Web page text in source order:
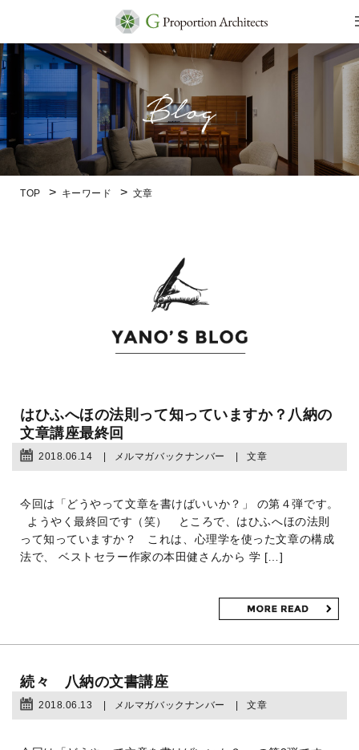
TOP キーワード 文章
はひふへほの法則って知っていますか？八納の
文章講座最終回
2018.06.14 メルマガバックナンバー 文章
今回は「どうやって文章を書けばいいか？」 の第４弾です。
ようやく最終回です（笑） ところで、はひふへほの法則
って知っていますか？ これは、心理学を使った文章の構成
法で、 ベストセラー作家の本田健さんから 学 […]
続々 八納の文書講座
2018.06.13 メルマガバックナンバー 文章